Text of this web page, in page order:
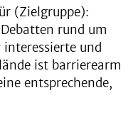
(Zielgruppe):
rund um
und
ist barrierearm
entsprechende,